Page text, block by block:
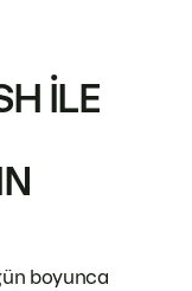
ILE
boyunca